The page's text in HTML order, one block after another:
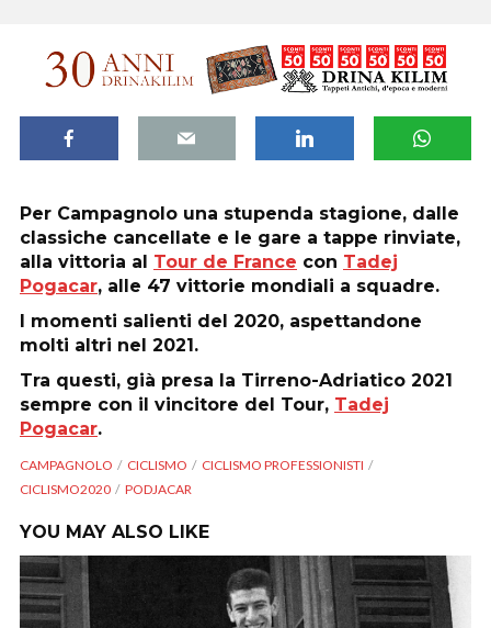
Per Campagnolo una stupenda stagione, dalle
classiche cancellate e le gare a tappe rinviate,
alla vittoria al Tour de France con Tadej
Pogacar, alle 47 vittorie mondiali a squadre.
I momenti salienti del 2020, aspettandone
molti altri nel 2021.
Tra questi, già presa la Tirreno-Adriatico 2021
sempre con il vincitore del Tour, Tadej
Pogacar.
CAMPAGNOLO CICLISMO
CICLISMO PROFESSIONISTI
CICLISMO2020
PODJACAR
YOU MAY ALSO LIKE